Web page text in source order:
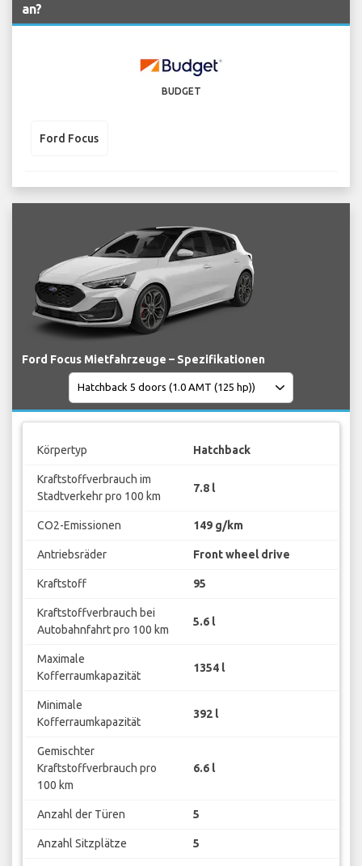
an?
BUDGET
Ford Focus
Ford Focus Mietfahrzeuge – Spezifikationen
Körpertyp Hatchback
Kraftstoffverbrauch im
Stadtverkehr pro 100 km
7.8 l
CO2-Emissionen 149 g/km
Antriebsräder Front wheel drive
Kraftstoff 95
Kraftstoffverbrauch bei
Autobahnfahrt pro 100 km
5.6 l
Maximale
Kofferraumkapazität
1354 l
Minimale
Kofferraumkapazität
392 l
Gemischter
Kraftstoffverbrauch pro
100 km
6.6 l
Anzahl der Türen 5
Anzahl Sitzplätze 5